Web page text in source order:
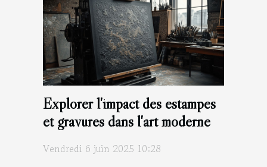
Explorer l'impact des estampes
et gravures dans l'art moderne
Vendredi 6 juin 2025 10:28